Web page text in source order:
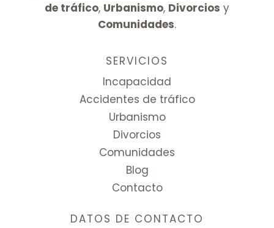
de tráfico, Urbanismo, Divorcios y
Comunidades.
SERVICIOS
Incapacidad
Accidentes de tráfico
Urbanismo
Divorcios
Comunidades
Blog
Contacto
DATOS DE CONTACTO